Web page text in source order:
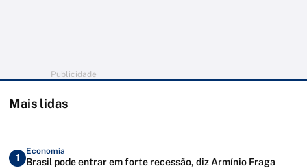
Publicidade
Mais lidas
1
Economia
Brasil pode entrar em forte recessão, diz Armínio Fraga